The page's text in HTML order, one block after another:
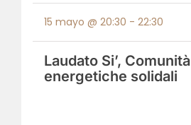
15 mayo @ 20:30 - 22:30
Laudato Si’, Comunità
energetiche solidali